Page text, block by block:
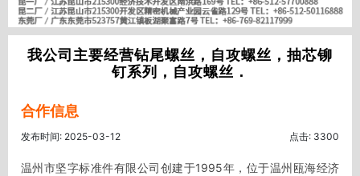
我公司主要经营钻尾螺丝，自攻螺丝，抽芯铆
钉系列，自攻螺丝．
合作信息
发布时间: 2025-03-12 点击: 3300
温州市坚字标准件有限公司创建于1995年，位于温州瓯海经济